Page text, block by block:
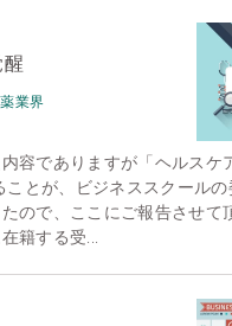
業界
容でありますが「ヘルスケ
とが、ビジネススクールの
ので、ここにご報告させて
籍する受...